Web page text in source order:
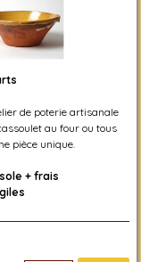
de poterie artisanale
au four ou tous
pièce unique.
+ frais